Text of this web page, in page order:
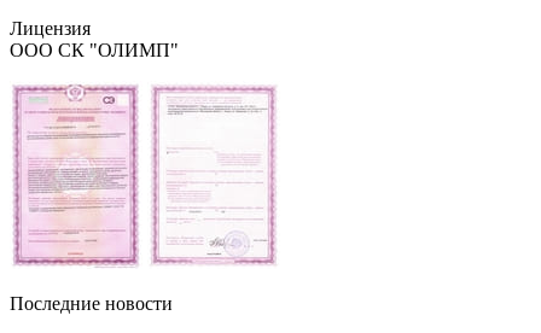
Лицензия
ООО СК "ОЛИМП"
Последние новости